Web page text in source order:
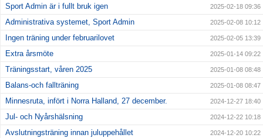
Sport Admin är i fullt bruk igen 2025-02-18 09:36
Administrativa systemet, Sport Admin 2025-02-08 10:12
Ingen träning under februarilovet 2025-02-05 13:39
Extra årsmöte 2025-01-14 09:22
Träningsstart, våren 2025 2025-01-08 08:48
Balans-och fallträning 2025-01-08 08:47
Minnesruta, infört i Norra Halland, 27 december. 2024-12-27 18:40
Jul- och Nyårshälsning 2024-12-22 10:18
Avslutningsträning innan juluppehållet 2024-12-20 10:22